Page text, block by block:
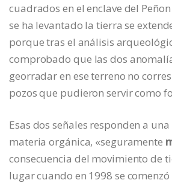
cuadrados en el enclave del
se ha levantado la tierra se
porque tras el análisis
comprobado que las dos
georradar en ese terreno no
pozos que pudieron servir como
Esas dos señales responden a
materia orgánica, «seguramente
consecuencia del movimiento de
lugar cuando en 1998 se